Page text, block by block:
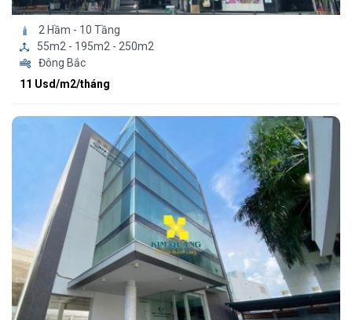
2 Hầm - 10 Tầng
55m2 - 195m2 - 250m2
Đông Bắc
11 Usd/m2/tháng